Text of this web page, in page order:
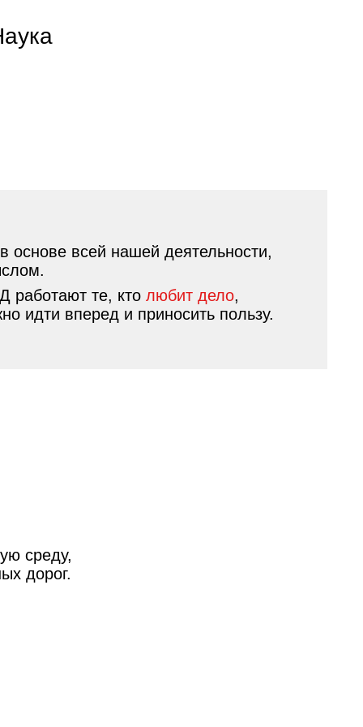
основе всей нашей деятельности,
работают те, кто любит дело,
идти вперед и приносить пользу.
среду,
дорог.